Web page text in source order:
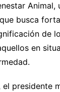
busca
de
en
el presidente